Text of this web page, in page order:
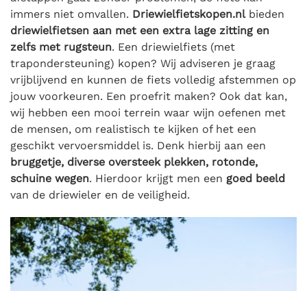
immers niet omvallen. Driewielfietskopen.nlbieden
driewielfietsen aan met een extra lage zitting en
zelfs met rugsteun. Een driewielfiets (met
trapondersteuning) kopen? Wij adviseren je graag
vrijblijvend en kunnen de fiets volledig afstemmen op
jouw voorkeuren. Een proefrit maken? Ook dat kan,
wij hebben een mooi terrein waar wijn oefenen met
de mensen, om realistisch te kijken of het een
geschikt vervoersmiddel is. Denk hierbij aan een
bruggetje, diverse oversteek plekken, rotonde,
schuine wegen. Hierdoor krijgt men een goed beeld
van de driewieler en de veiligheid.